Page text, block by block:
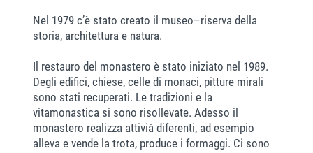
Nel 1979 c’è stato creato il museo–riserva della
storia, architettura e natura.
Il restauro del monastero è stato iniziato nel 1989.
Degli edifici, chiese, celle di monaci, pitture mirali
sono stati recuperati. Le tradizioni e la
vitamonastica si sono risollevate. Adesso il
monastero realizza attivià diferenti, ad esempio
alleva e vende la trota, produce i formaggi. Ci sono